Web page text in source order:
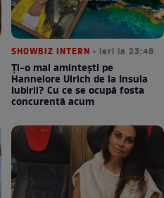
SHOWBIZ INTERN • ieri la 23:48
Ți-o mai amintești pe
Hannelore Ulrich de la Insula
Iubirii? Cu ce se ocupă fosta
concurentă acum